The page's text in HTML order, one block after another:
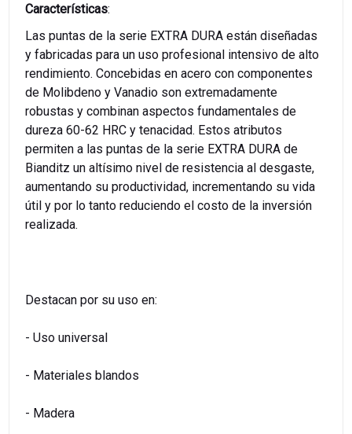
Características:
Las puntas de la serie EXTRA DURA están diseñadas
y fabricadas para un uso profesional intensivo de alto
rendimiento. Concebidas en acero con componentes
de Molibdeno y Vanadio son extremadamente
robustas y combinan aspectos fundamentales de
dureza 60-62 HRC y tenacidad. Estos atributos
permiten a las puntas de la serie EXTRA DURA de
Bianditz un altísimo nivel de resistencia al desgaste,
aumentando su productividad, incrementando su vida
útil y por lo tanto reduciendo el costo de la inversión
realizada.
Destacan por su uso en:
- Uso universal
- Materiales blandos
- Madera